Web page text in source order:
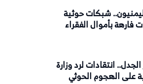
شبكات حوثية
فارهة بأموال الفقراء
الجدل.. انتقادات لرد وزارة
على الهجوم الحوثي